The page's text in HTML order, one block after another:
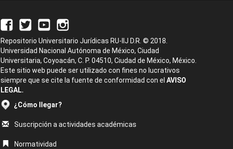
Repositorio Universitario Jurídicas RU-IIJ D.R. © 2018.
Universidad Nacional Autónoma de México, Ciudad
Universitaria, Coyoacán, C. P. 04510, Ciudad de México, México.
Este sitio web puede ser utilizado con fines no lucrativos
siempre que se cite la fuente de conformidad con el AVISO
LEGAL.
¿Cómo llegar?
Suscripción a actividades académicas
Normatividad